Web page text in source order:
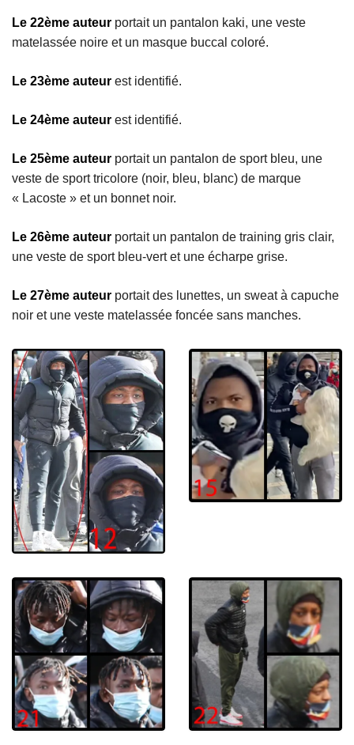
Le 22ème auteur portait un pantalon kaki, une veste
matelassée noire et un masque buccal coloré.
Le 23ème auteur est identifié.
Le 24ème auteur est identifié.
Le 25ème auteur portait un pantalon de sport bleu, une
veste de sport tricolore (noir, bleu, blanc) de marque
« Lacoste » et un bonnet noir.
Le 26ème auteur portait un pantalon de training gris clair,
une veste de sport bleu-vert et une écharpe grise.
Le 27ème auteur portait des lunettes, un sweat à capuche
noir et une veste matelassée foncée sans manches.